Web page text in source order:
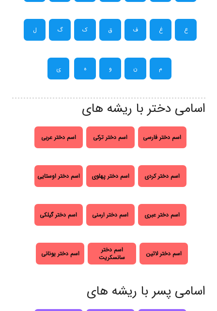
ع غ ف ق ک گ ل
م ن و ه ی
اسامی دختر با ریشه های
اسم دختر فارسی اسم دختر ترکی اسم دختر عربی
اسم دختر کردی اسم دختر پهلوی اسم دختر اوستایی
اسم دختر عبری اسم دختر ارمنی اسم دختر گیلکی
اسم دختر لاتین
اسم دختر
سانسکریت
اسم دختر یونانی
اسامی پسر با ریشه های